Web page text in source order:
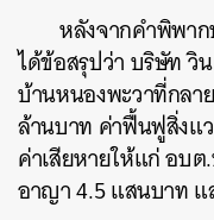
หลังจากคำพิพา
ได้ข้อสรุปว่า บริษัท วิน
บ้านหนองพะวาที่กลา
ล้านบาท ค่าฟื้นฟูสิ่งแ
ค่าเสียหายให้แก่ อบ
อาญา 4.5 แสนบาท